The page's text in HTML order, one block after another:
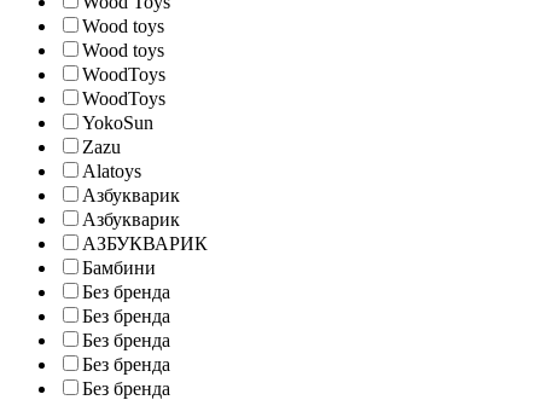
Wood toys
Wood toys
WoodToys
WoodToys
YokoSun
Zazu
Аlatoys
Азбукварик
Азбукварик
АЗБУКВАРИК
Бамбини
Без бренда
Без бренда
Без бренда
Без бренда
Без бренда